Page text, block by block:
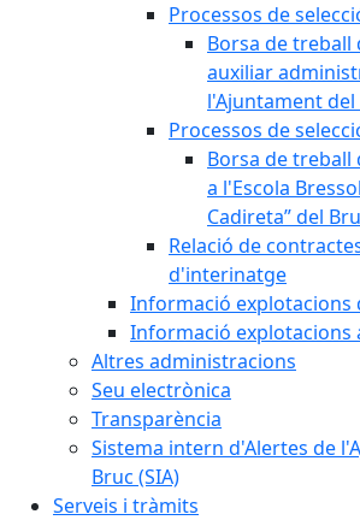
Processos de
Borsa de treball
auxiliar
l'Ajuntament del
Processos de
Borsa de
a l'Escola
Cadireta” del
Relació de
d'interinatge
Informació explotacions
Informació explotacions
Altres administracions
Seu electrònica
Transparència
Sistema intern d'Alertes de
Bruc (SIA)
Serveis i tràmits